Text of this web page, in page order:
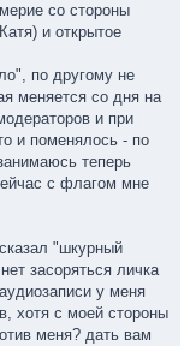
со стороны
и открытое
по другому не
меняется со дня на
и при
и поменялось - по
теперь
с флагом мне
"шкурный
засоряться личка
у меня
хотя с моей стороны
меня? дать вам